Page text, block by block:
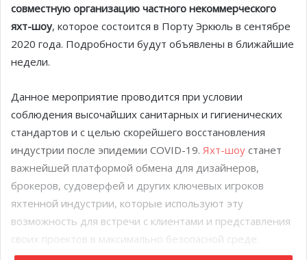
совместную организацию частного некоммерческого
яхт-шоу, которое состоится в Порту Эркюль в сентябре
2020 года. Подробности будут объявлены в ближайшие
недели.
Данное мероприятие проводится при условии
соблюдения высочайших санитарных и гигиенических
стандартов и с целью скорейшего восстановления
индустрии после эпидемии COVID-19. Яхт-шоу станет
важнейшей платформой обмена для дизайнеров,
брокеров, судоверфей и других ключевых игроков
яхтенной индустрии, которые используют эту
возможность для встречи с клиентами и представления
своих проектов в максимально безопасной среде.